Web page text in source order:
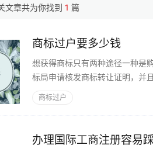
文章共为你找到 1 篇
商标过户要多少钱
想获得商标只有两种途径一种是
标局申请核发商标转让证明，并
商标过户